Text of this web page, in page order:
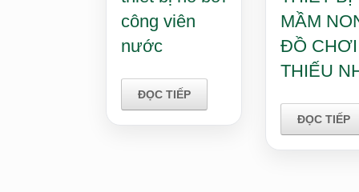
công viên
nước
ĐỌC TIẾP
MẦM
ĐỒ CHƠI
THIẾU
ĐỌC TIẾP